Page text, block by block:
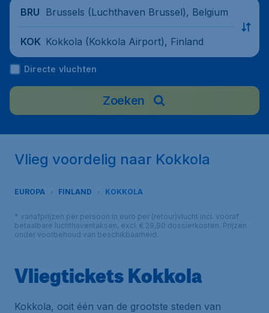
BRU Brussels (Luchthaven Brussel), Belgium
KOK Kokkola (Kokkola Airport), Finland
Directe vluchten
Zoeken
Vlieg voordelig naar Kokkola
EUROPA FINLAND KOKKOLA
* vanafprijzen per persoon in euro per (retour)vlucht incl. vooraf
betaalbare luchthaventaksen, excl. € 29,90 dossierkosten. Prijzen
onder voorbehoud van beschikbaarheid.
Vliegtickets Kokkola
Kokkola, ooit één van de grootste steden van